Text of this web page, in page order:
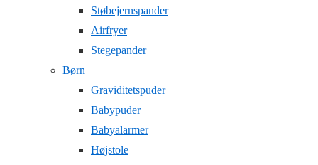
Støbejernspander
Airfryer
Stegepander
Børn
Graviditetspuder
Babypuder
Babyalarmer
Højstole